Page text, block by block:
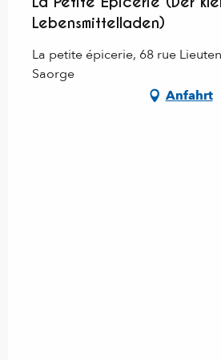
Lebensmittelladen)
La petite épicerie, 68 rue
Saorge
Anfahrt